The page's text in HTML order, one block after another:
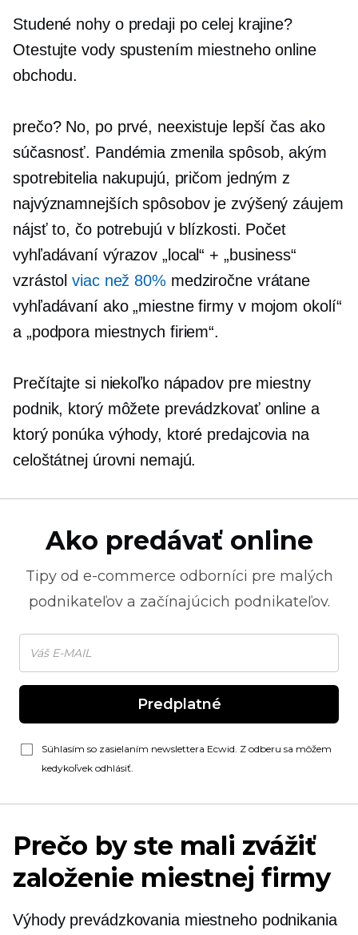
Studené nohy o predaji po celej krajine?
Otestujte vody spustením miestneho online
obchodu.
prečo? No, po prvé, neexistuje lepší čas ako
súčasnosť. Pandémia zmenila spôsob, akým
spotrebitelia nakupujú, pričom jedným z
najvýznamnejších spôsobov je zvýšený záujem
nájsť to, čo potrebujú v blízkosti. Počet
vyhľadávaní výrazov „local“ + „business“
vzrástolviac než 80% medziročne vrátane
vyhľadávaní ako „miestne firmy v mojom okolí“
a „podpora miestnych firiem“.
Prečítajte si niekoľko nápadov pre miestny
podnik, ktorý môžete prevádzkovať online a
ktorý ponúka výhody, ktoré predajcovia na
celoštátnej úrovni nemajú.
Ako predávať online
Tipy od e-commerce odborníci pre malých
podnikateľov a začínajúcich podnikateľov.
Predplatné
Súhlasím so zasielaním newslettera Ecwid. Z odberu sa môžem
kedykoľvek odhlásiť.
Prečo by ste mali zvážiť
založenie miestnej firmy
Výhody prevádzkovania miestneho podnikania